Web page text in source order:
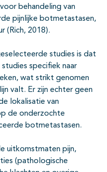
behandeling van
pijnlijke botmetastasen,
(Rich, 2018).
studies is dat
specifiek naar
wat strikt genomen
valt. Er zijn echter geen
lokalisatie van
de onderzochte
botmetastasen.
uitkomstmaten pijn,
(pathologische